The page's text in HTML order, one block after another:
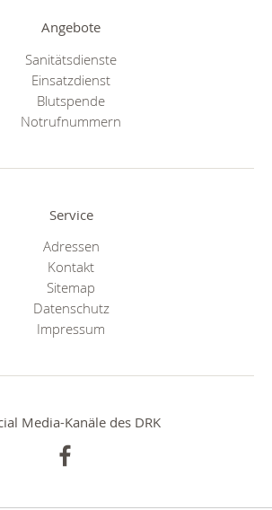
Angebote
Sanitätsdienste
Einsatzdienst
Blutspende
Notrufnummern
Service
Adressen
Kontakt
Sitemap
Datenschutz
Impressum
Media-Kanäle des DRK